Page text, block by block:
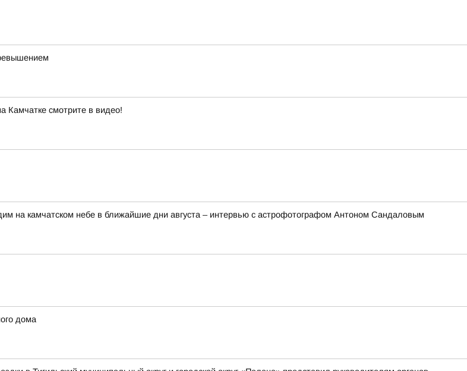
Камчатке смотрите в видео!
на камчатском небе в ближайшие дни августа – интервью с астрофотографом Антоном Сандаловым
дома